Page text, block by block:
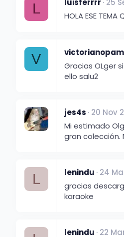
L
HOLA ESE TEMA
V
Gracias OLger
ello salu2
jes4s 20 Nov
Mi estimado
gran colección.
L lenindu 24
gracias
karaoke
lenindu 22